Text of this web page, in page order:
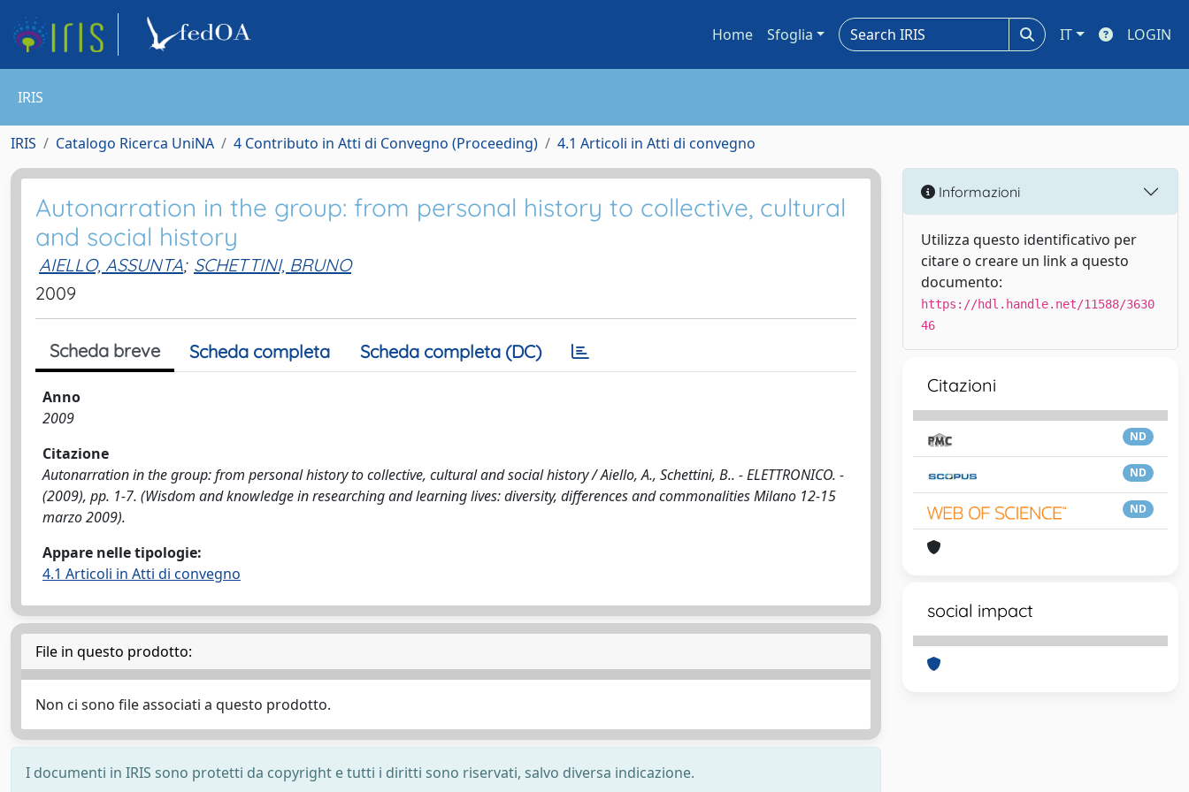
Home Sfoglia IT LOGIN
IRIS
IRIS Catalogo Ricerca UniNA 4 Contributo in Atti di Convegno (Proceeding) 4.1 Articoli in Atti di convegno
Autonarration in the group: from personal history to collective, cultural
and social history
AIELLO, ASSUNTA; SCHETTINI, BRUNO
2009
Scheda breve Scheda completa Scheda completa (DC)
Anno
2009
Citazione
Autonarration in the group: from personal history to collective, cultural and social history / Aiello, A., Schettini, B.. - ELETTRONICO. -
(2009), pp. 1-7. (Wisdom and knowledge in researching and learning lives: diversity, differences and commonalities Milano 12-15
marzo 2009).
Appare nelle tipologie:
4.1 Articoli in Atti di convegno
File in questo prodotto:
Non ci sono file associati a questo prodotto.
I documenti in IRIS sono protetti da copyright e tutti i diritti sono riservati, salvo diversa indicazione.
Informazioni
Utilizza questo identificativo per
citare o creare un link a questo
documento:
https://hdl.handle.net/11588/3630
46
Citazioni
ND
ND
ND
social impact